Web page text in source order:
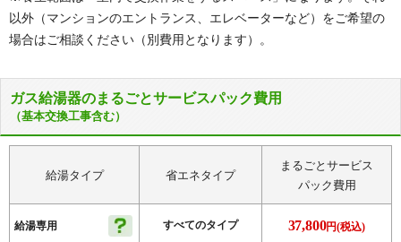
以外（マンションのエントランス、エレベーターなど）をご希望の
場合はご相談ください（別費用となります）。
ガス給湯器のまるごとサービスパック費用
（基本交換工事含む）
給湯タイプ 省エネタイプ
まるごとサービス
パック費用
給湯専用 すべてのタイプ 37,800円(税込)